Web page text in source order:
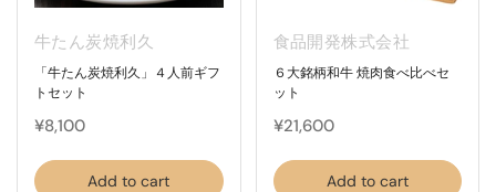
牛たん炭焼利久
「牛たん炭焼利久」４人前ギフ
トセット
¥8,100
Add to cart
食品開発株式会社
６大銘柄和牛 焼肉食べ比べセ
ット
¥21,600
Add to cart